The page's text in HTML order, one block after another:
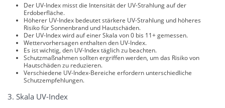
Der UV-Index misst die Intensität der UV-Strahlung auf der
Erdoberfläche.
Höherer UV-Index bedeutet stärkere UV-Strahlung und höheres
Risiko für Sonnenbrand und Hautschäden.
Der UV-Index wird auf einer Skala von 0 bis 11+ gemessen.
Wettervorhersagen enthalten den UV-Index.
Es ist wichtig, den UV-Index täglich zu beachten.
Schutzmaßnahmen sollten ergriffen werden, um das Risiko von
Hautschäden zu reduzieren.
Verschiedene UV-Index-Bereiche erfordern unterschiedliche
Schutzempfehlungen.
3. Skala UV-Index